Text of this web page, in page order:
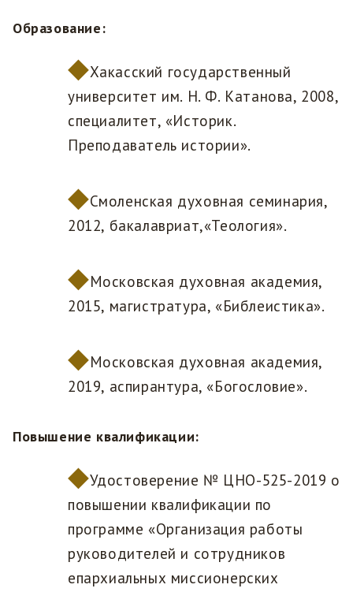
Образование:
Хакасский государственный
университет им. Н. Ф. Катанова, 2008,
специалитет, «Историк.
Преподаватель истории».
Смоленская духовная семинария,
2012, бакалавриат,«Теология».
Московская духовная академия,
2015, магистратура, «Библеистика».
Московская духовная академия,
2019, аспирантура, «Богословие».
Повышение квалификации:
Удостоверение № ЦНО-525-2019 о
повышении квалификации по
программе «Организация работы
руководителей и сотрудников
епархиальных миссионерских